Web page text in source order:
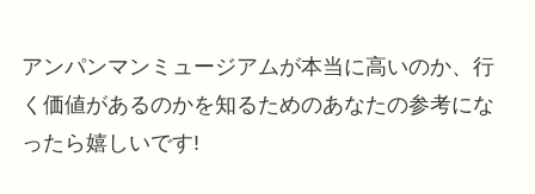
アンパンマンミュージアムが本当に高いのか、行
く価値があるのかを知るためのあなたの参考にな
ったら嬉しいです!